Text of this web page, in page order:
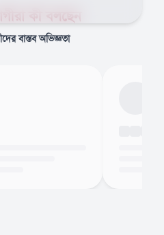
কী বলছেন
বাস্তব অভিজ্ঞতা